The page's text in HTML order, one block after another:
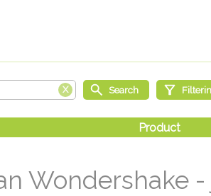
Wondershake